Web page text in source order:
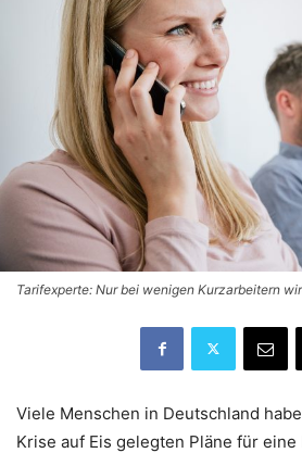
Tarifexperte: Nur bei wenigen Kurzarbeitern
Viele Menschen in Deutschland
Krise auf Eis gelegten Pläne für